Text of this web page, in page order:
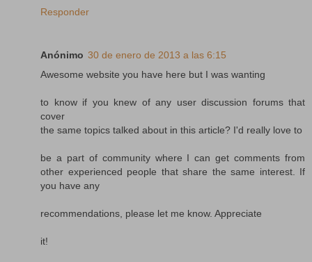
Responder
Anónimo 30 de enero de 2013 a las 6:15
Awesome website you have here but I was wanting
to know if you knew of any user discussion forums that
cover
the same topics talked about in this article? I'd really love to
be a part of community where I can get comments from
other experienced people that share the same interest. If
you have any
recommendations, please let me know. Appreciate
it!